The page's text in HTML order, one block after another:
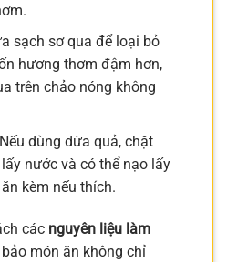
sạch sơ qua để loại bỏ
hương thơm đậm hơn,
trên chảo nóng không
dùng dừa quả, chặt
nước và có thể nạo lấy
kèm nếu thích.
các nguyên liệu làm
món ăn không chỉ